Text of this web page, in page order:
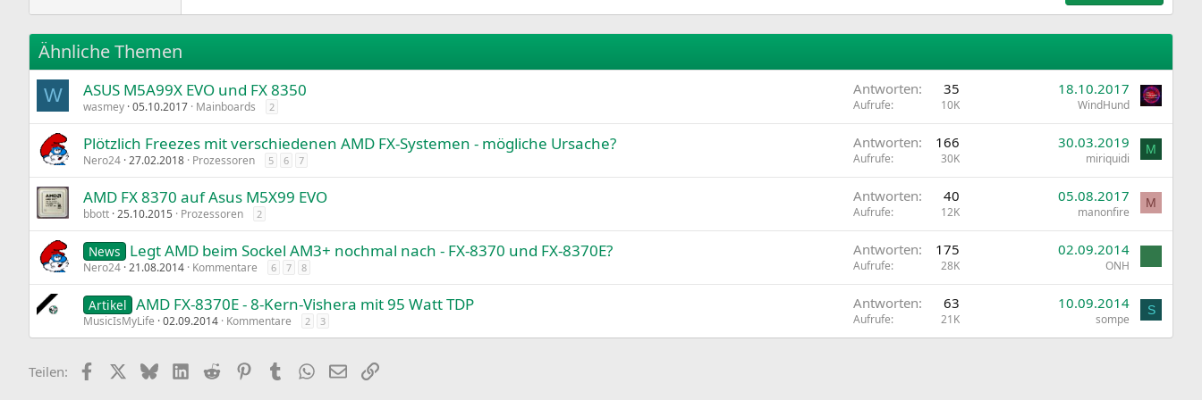
Times New Roman
Verdana
Ähnliche Themen
W ASUS M5A99X EVO und FX 8350
wasmey 05.10.2017 Mainboards 2
Antworten 35
Aufrufe 10K
18.10.2017
WindHund
Plötzlich Freezes mit verschiedenen AMD FX-Systemen - mögliche Ursache?
Nero24 27.02.2018 Prozessoren 5 6 7
Antworten 166
Aufrufe 30K
30.03.2019
miriquidi
M
AMD FX 8370 auf Asus M5X99 EVO
bbott 25.10.2015 Prozessoren 2
Antworten 40
Aufrufe 12K
05.08.2017
manonfire
M
News Legt AMD beim Sockel AM3+ nochmal nach - FX-8370 und FX-8370E?
Nero24 21.08.2014 Kommentare 6 7 8
Antworten 175
Aufrufe 28K
02.09.2014
ONH
Artikel AMD FX-8370E - 8-Kern-Vishera mit 95 Watt TDP
MusicIsMyLife 02.09.2014 Kommentare 2 3
Antworten 63
Aufrufe 21K
10.09.2014
sompe
S
Teilen: Facebook BlueskyLinkedIn
Reddit PinterestTumblr WhatsApp
E-MailLink